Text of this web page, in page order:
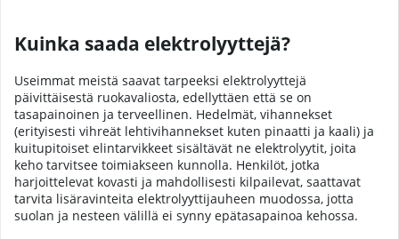
Kuinka saada elektrolyyttejä?
Useimmat meistä saavat tarpeeksi elektrolyyttejä
päivittäisestä ruokavaliosta, edellyttäen että se on
tasapainoinen ja terveellinen. Hedelmät, vihannekset
(erityisesti vihreät lehtivihannekset kuten pinaatti ja kaali) ja
kuitupitoiset elintarvikkeet sisältävät ne elektrolyytit, joita
keho tarvitsee toimiakseen kunnolla. Henkilöt, jotka
harjoittelevat kovasti ja mahdollisesti kilpailevat, saattavat
tarvita lisäravinteita elektrolyyttijauheen muodossa, jotta
suolan ja nesteen välillä ei synny epätasapainoa kehossa.